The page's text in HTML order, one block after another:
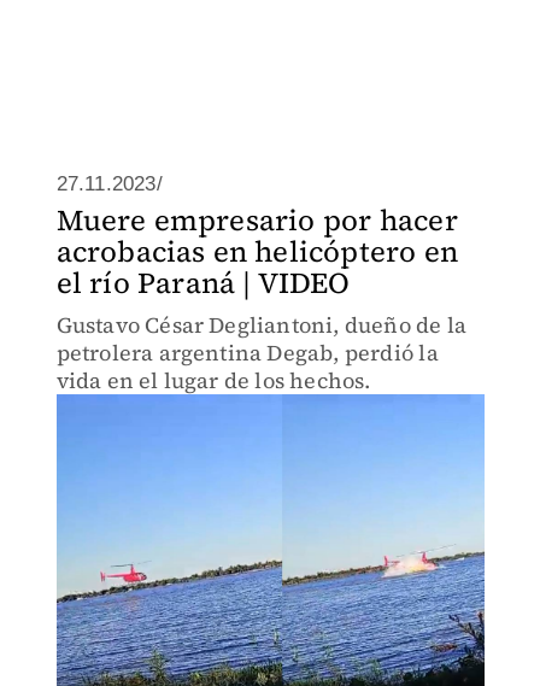
27.11.2023/
Muere empresario por hacer
acrobacias en helicóptero en
el río Paraná | VIDEO
Gustavo César Degliantoni, dueño de la
petrolera argentina Degab, perdió la
vida en el lugar de los hechos.